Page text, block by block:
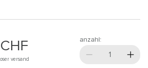
CHF
versand
anzahl: